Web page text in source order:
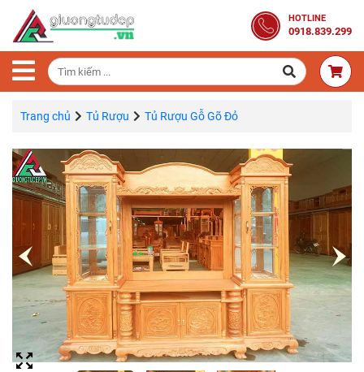
HOTLINE
0918.839.299
Trang
Chủ
Combo
Phòng
Ngủ
Giường
Gỗ
Quần
Áo
Gỗ
Tự
Nhiên
Bàn
Trang
Trang chủ Tủ Rượu Tủ Rượu Gỗ Gõ Đỏ